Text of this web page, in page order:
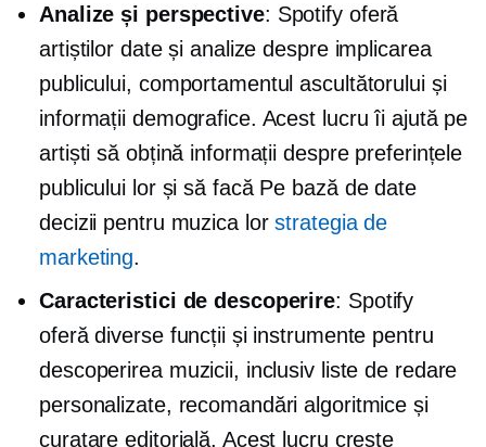
Analize și perspective: Spotify oferă
artiștilor date și analize despre implicarea
publicului, comportamentul ascultătorului și
informații demografice. Acest lucru îi ajută pe
artiști să obțină informații despre preferințele
publicului lor și să facă Pe bază de date
decizii pentru muzica lorstrategia de
marketing.
Caracteristici de descoperire: Spotify
oferă diverse funcții și instrumente pentru
descoperirea muzicii, inclusiv liste de redare
personalizate, recomandări algoritmice și
curatare editorială. Acest lucru crește